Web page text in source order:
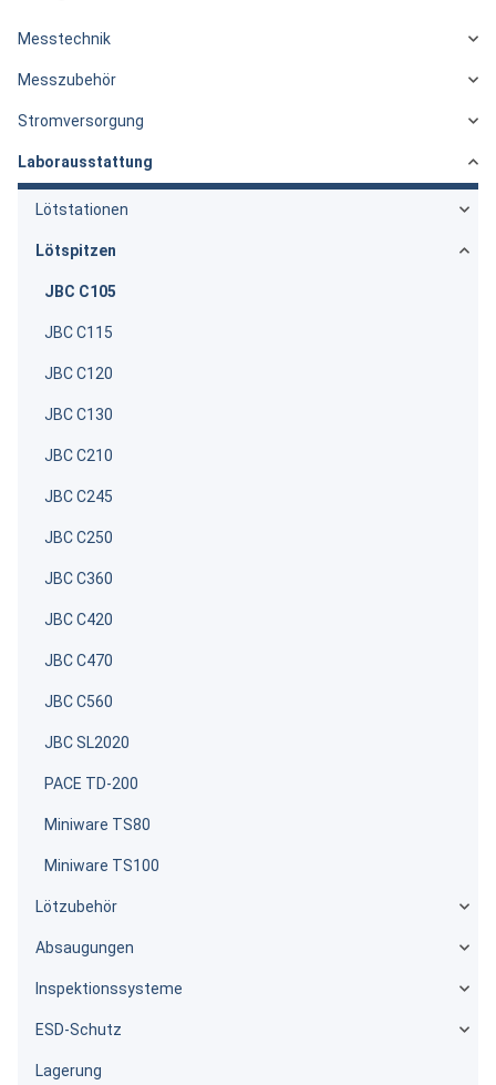
Messtechnik
Messzubehör
Stromversorgung
Laborausstattung
Lötstationen
Lötspitzen
JBC C105
JBC C115
JBC C120
JBC C130
JBC C210
JBC C245
JBC C250
JBC C360
JBC C420
JBC C470
JBC C560
JBC SL2020
PACE TD-200
Miniware TS80
Miniware TS100
Lötzubehör
Absaugungen
Inspektionssysteme
ESD-Schutz
Lagerung